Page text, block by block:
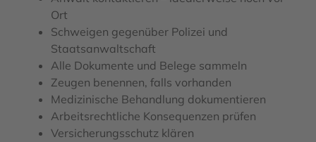
Ort
Schweigen gegenüber Polizei und
Staatsanwaltschaft
Alle Dokumente und Belege sammeln
Zeugen benennen, falls vorhanden
Medizinische Behandlung dokumentieren
Arbeitsrechtliche Konsequenzen prüfen
Versicherungsschutz klären